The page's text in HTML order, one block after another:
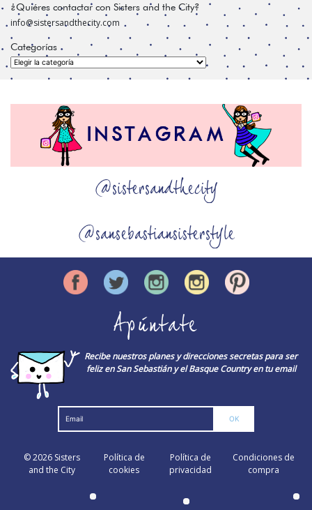
¿Quiéres contactar con Sisters and the City?
info@sistersandthecity.com
Categorías
Categorías
@sistersandthecity
@sansebastiansisterstyle
Apúntate
Recibe nuestros planes y direcciones secretas para ser
feliz en San Sebastián y el Basque Country en tu email
© 2026 Sisters
and the City
Política de
cookies
Política de
privacidad
Condiciones de
compra